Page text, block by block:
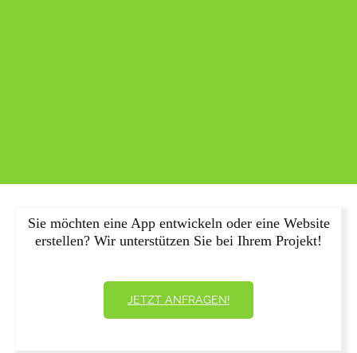
Sie möchten eine App entwickeln oder eine Website
erstellen? Wir unterstützen Sie bei Ihrem Projekt!
JETZT ANFRAGEN!